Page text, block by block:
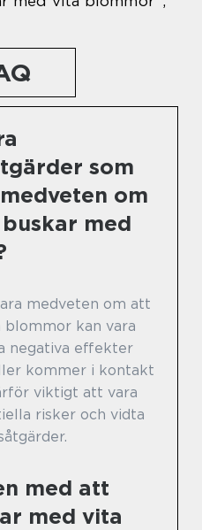
som
om
med
medveten om att
blommor kan vara
negativa effekter
kommer i kontakt
viktigt att vara
risker och vidta
med att
med vita